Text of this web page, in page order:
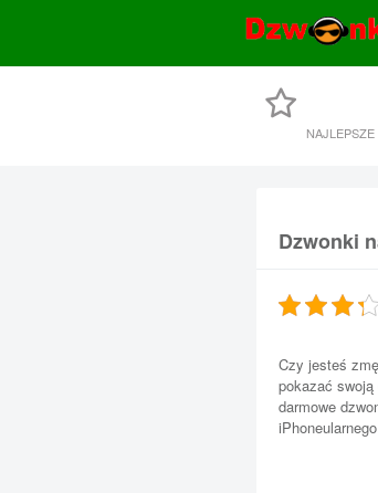
Dzwonki
Czy jesteś
pokazać
darmowe